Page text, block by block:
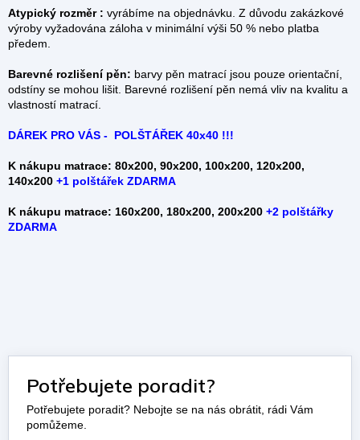
Atypický rozměr : vyrábíme na objednávku. Z důvodu zakázkové
výroby vyžadována záloha v minimální výši 50 % nebo platba
předem.
Barevné rozlišení pěn: barvy pěn matrací jsou pouze orientační,
odstíny se mohou lišit. Barevné rozlišení pěn nemá vliv na kvalitu a
vlastností matrací.
DÁREK PRO VÁS - POLŠTÁŘEK 40x40 !!!
K nákupu matrace: 80x200, 90x200, 100x200, 120x200,
140x200 +1 polštářek ZDARMA
K nákupu matrace: 160x200, 180x200, 200x200 +2 polštářky
ZDARMA
Potřebujete poradit?